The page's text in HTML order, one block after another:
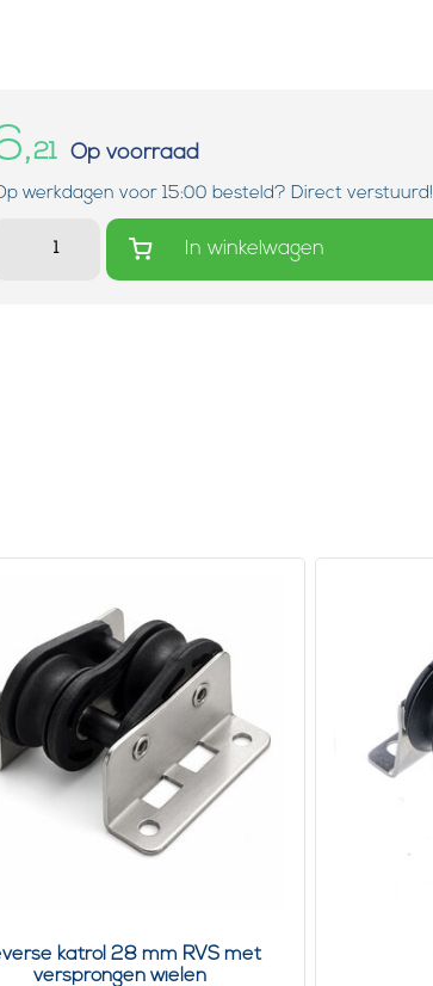
21 Op voorraad
werkdagen voor 15:00 besteld? Direct verstuurd!
In winkelwagen
katrol 28 mm RVS met
versprongen wielen